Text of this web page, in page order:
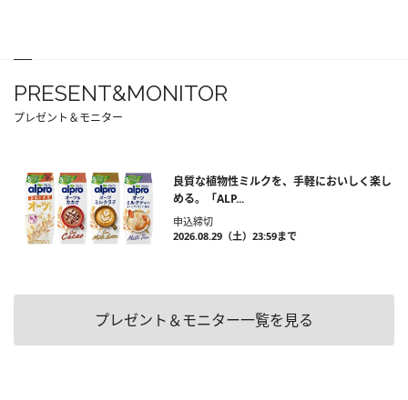
PRESENT&MONITOR
プレゼント＆モニター
良質な植物性ミルクを、手軽においしく楽し
める。「ALP...
申込締切
2026.08.29（土）23:59まで
プレゼント＆モニター一覧を見る